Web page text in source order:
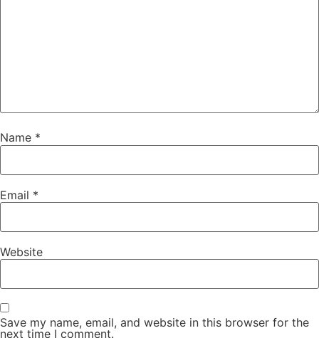
Name *
Email *
Website
Save my name, email, and website in this browser for the
next time I comment.